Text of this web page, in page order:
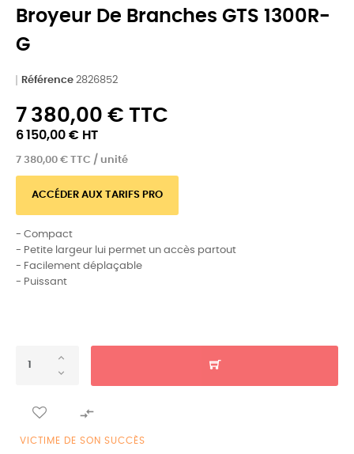
Broyeur De Branches GTS 1300R-
G
Référence 2826852
7 380,00 € TTC
6 150,00 € HT
7 380,00 € TTC / unité
ACCÉDER AUX TARIFS PRO
- Compact
- Petite largeur lui permet un accès partout
- Facilement déplaçable
- Puissant

VICTIME DE SON SUCCÈS